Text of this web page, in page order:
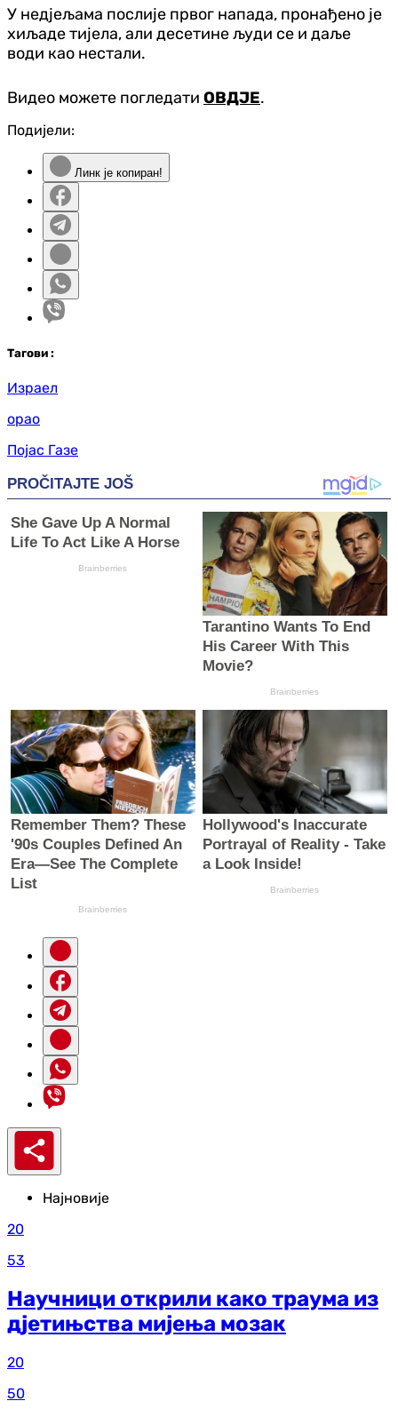
У недјељама послије првог напада, пронађено је
хиљаде тијела, али десетине људи се и даље
води као нестали.
Видео можете погледати ОВДЈЕ.
Подијели:
Линк је копиран!
Тагови :
Израел
орао
Појас Газе
Најновије
20
53
Научници открили како траума из
д‌јетињства мијења мозак
20
50